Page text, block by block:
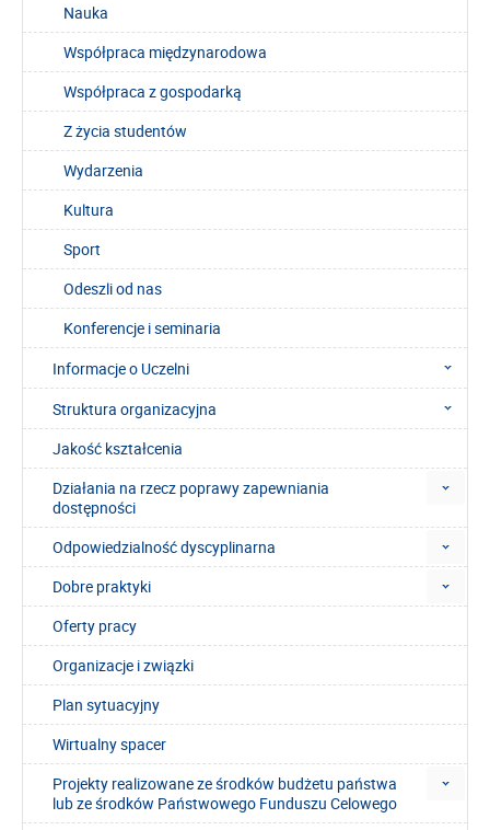
Nauka
Współpraca międzynarodowa
Współpraca z gospodarką
Z życia studentów
Wydarzenia
Kultura
Sport
Odeszli od nas
Konferencje i seminaria
Informacje o Uczelni
Struktura organizacyjna
Jakość kształcenia
Działania na rzecz poprawy zapewniania
dostępności
Odpowiedzialność dyscyplinarna
Dobre praktyki
Oferty pracy
Organizacje i związki
Plan sytuacyjny
Wirtualny spacer
Projekty realizowane ze środków budżetu państwa
lub ze środków Państwowego Funduszu Celowego